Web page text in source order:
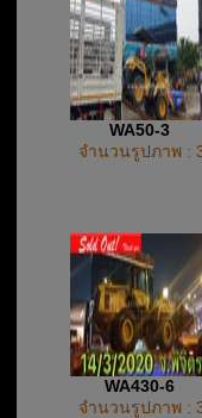
WA50-3
จำนวนรูปภาพ :
WA430-6
จำนวนรูปภาพ :